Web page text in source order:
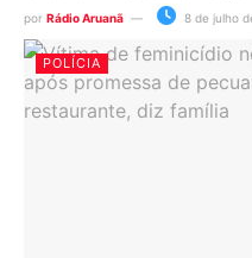
por Rádio Aruanã 8 de julho
POLÍCIA